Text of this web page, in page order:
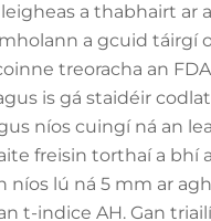
a thabhairt ar
a gcuid táirgí
treoracha an
is gá staidéir
níos cuingí ná an
freisin torthaí a
lú ná 5 mm ar
t-indice AH. Gan